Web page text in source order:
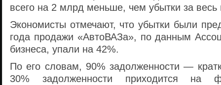
всего на 2 млрд меньше, чем убытки за
Экономисты отмечают, что убытки были
года продажи «АвтоВАЗа», по данным
бизнеса, упали на 42%.
По его словам, 90% задолженности —
30% задолженности приходится на